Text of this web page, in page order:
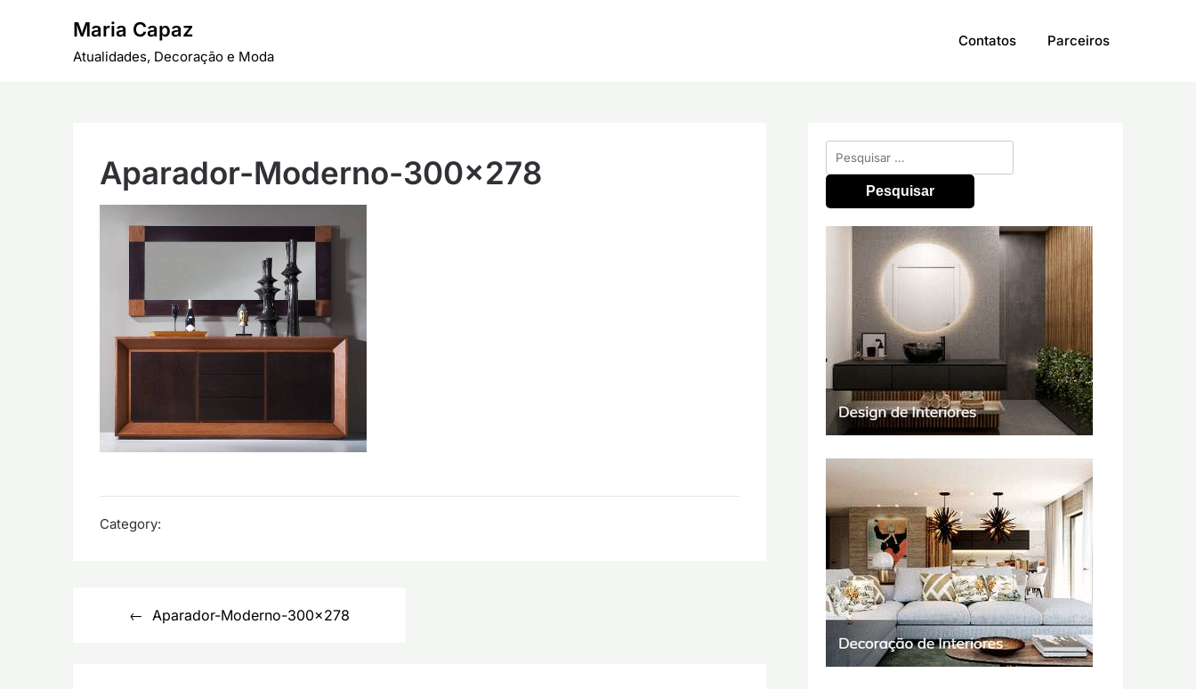
Maria Capaz
Atualidades, Decoração e Moda
Contatos Parceiros
Aparador-Moderno-300×278
Category:
Aparador-Moderno-300×278
Pesquisar
por: